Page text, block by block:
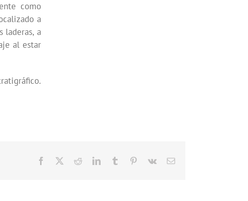
como
a
laderas, a
al estar
Facebook RedditLinkedInTumblr Pinterest
Vk
Correo